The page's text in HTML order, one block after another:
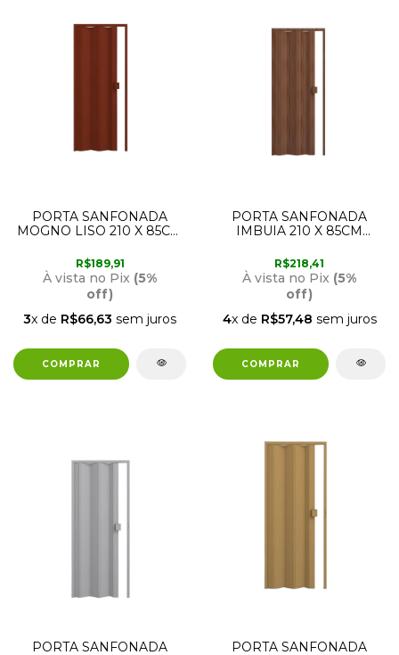
PORTA SANFONADA
MOGNO LISO 210 X 85CM
R$189,91
À vista no Pix (5%
off)
3x de R$66,63 sem juros
PORTA SANFONADA
IMBUIA 210 X 85CM
R$218,41
À vista no Pix (5%
off)
4x de R$57,48 sem juros
PORTA SANFONADA
PORTA SANFONADA